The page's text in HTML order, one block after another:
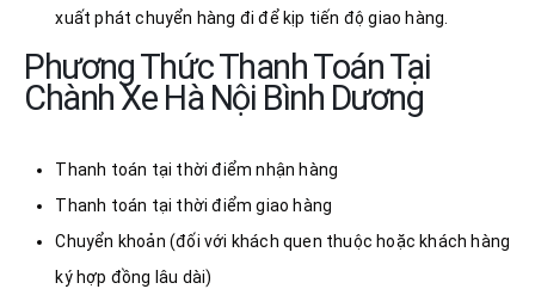
xuất phát chuyển hàng đi để kịp tiến độ giao hàng.
Phương Thức Thanh Toán Tại
Chành Xe Hà Nội Bình Dương
Thanh toán tại thời điểm nhận hàng
Thanh toán tại thời điểm giao hàng
Chuyển khoản (đối với khách quen thuộc hoặc khách hàng
ký hợp đồng lâu dài)